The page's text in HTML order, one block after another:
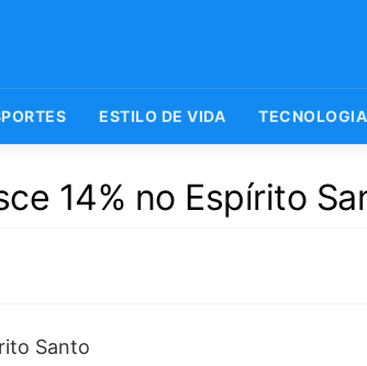
ESTILO DE VIDA TECNOLOGIA
14% no Espírito